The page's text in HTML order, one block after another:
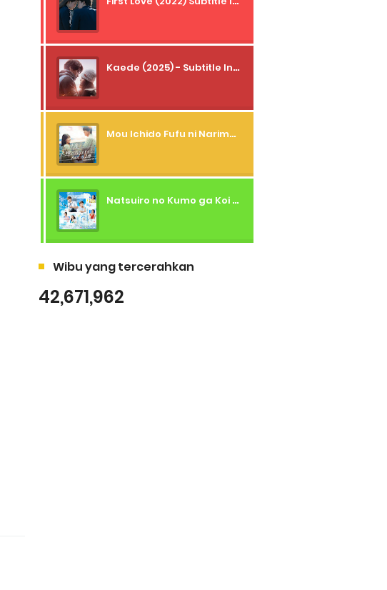
Kaede (2025) - Subtitle Indonesia
Mou Ichido Fufu ni Narimasu ka? (2026) - 01 Subtitle Indonesia
Natsuiro no Kumo ga Koi to Arashi wo Makiokosu (2026) - 01 Subtitle Indonesia
Wibu yang tercerahkan
42,671,962